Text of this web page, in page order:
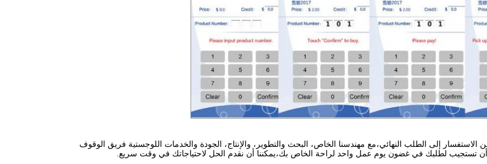
إلى الطلب النهائي،مع مهندسنا الخاص، البحث والتطوير، والإنتاج، الجودة والخدمات اللوجستية فريق الوقوف
أن تستجيب لطلبك في غضون يوم عمل واحد لراحة الخاص بك،يمكننا أن نقدم الحل لاحتياجاتك في وقت سريع.